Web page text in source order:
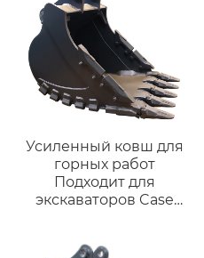
Усиленный ковш для
горных работ
Подходит для
экскаваторов Case